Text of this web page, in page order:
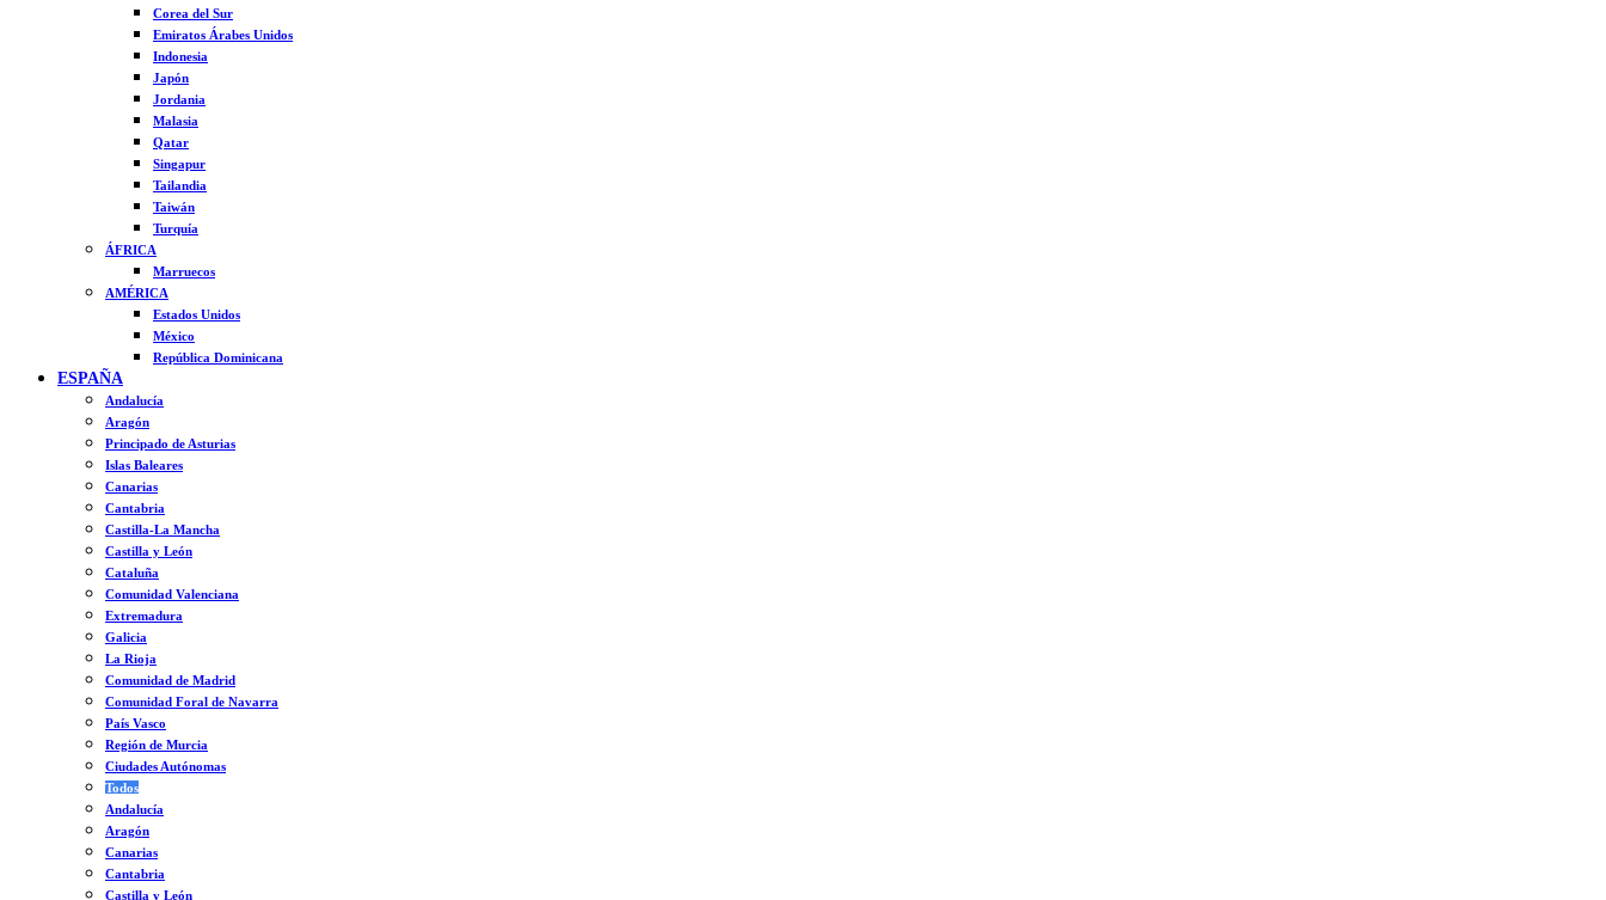
Corea del Sur
Emiratos Árabes Unidos
Indonesia
Japón
Jordania
Malasia
Qatar
Singapur
Tailandia
Taiwán
Turquía
ÁFRICA
Marruecos
AMÉRICA
Estados Unidos
México
República Dominicana
ESPAÑA
Andalucía
Aragón
Principado de Asturias
Islas Baleares
Canarias
Cantabria
Castilla-La Mancha
Castilla y León
Cataluña
Comunidad Valenciana
Extremadura
Galicia
La Rioja
Comunidad de Madrid
Comunidad Foral de Navarra
País Vasco
Región de Murcia
Ciudades Autónomas
Todos
Andalucía
Aragón
Canarias
Cantabria
Castilla y León